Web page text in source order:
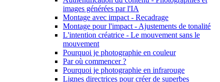
images générées par l'IA
Montage avec impact - Recadrage
Montage pour l'impact - Ajustements de tonalité
L'intention créatrice - Le mouvement sans le
mouvement
Pourquoi je photographie en couleur
Par où commencer ?
Pourquoi je photographie en infrarouge
Lignes directrices pour créer de superbes